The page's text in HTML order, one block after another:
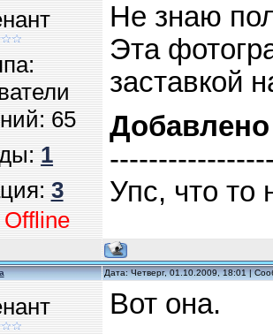
65
1
3
Offline
Не знаю
Эта
заставкой
Добавлено
Упс, что то
Дата: Четверг, 01.10.2009, 18:01 |
Вот она.